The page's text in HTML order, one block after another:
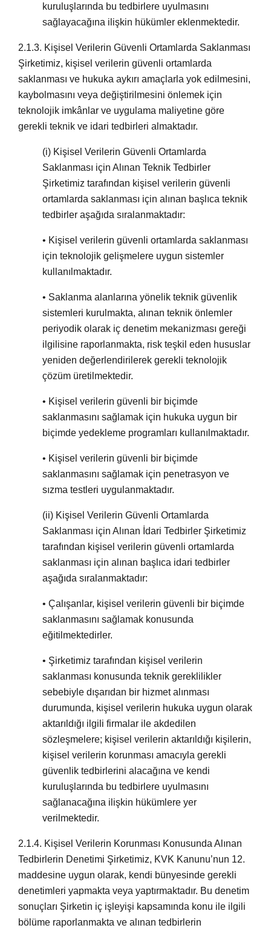
kuruluşlarında bu tedbirlere uyulmasını
sağlayacağına ilişkin hükümler eklenmektedir.
2.1.3. Kişisel Verilerin Güvenli Ortamlarda Saklanması
Şirketimiz, kişisel verilerin güvenli ortamlarda
saklanması ve hukuka aykırı amaçlarla yok edilmesini,
kaybolmasını veya değiştirilmesini önlemek için
teknolojik imkânlar ve uygulama maliyetine göre
gerekli teknik ve idari tedbirleri almaktadır.
(i) Kişisel Verilerin Güvenli Ortamlarda
Saklanması için Alınan Teknik Tedbirler
Şirketimiz tarafından kişisel verilerin güvenli
ortamlarda saklanması için alınan başlıca teknik
tedbirler aşağıda sıralanmaktadır:
• Kişisel verilerin güvenli ortamlarda saklanması
için teknolojik gelişmelere uygun sistemler
kullanılmaktadır.
• Saklanma alanlarına yönelik teknik güvenlik
sistemleri kurulmakta, alınan teknik önlemler
periyodik olarak iç denetim mekanizması gereği
ilgilisine raporlanmakta, risk teşkil eden hususlar
yeniden değerlendirilerek gerekli teknolojik
çözüm üretilmektedir.
• Kişisel verilerin güvenli bir biçimde
saklanmasını sağlamak için hukuka uygun bir
biçimde yedekleme programları kullanılmaktadır.
• Kişisel verilerin güvenli bir biçimde
saklanmasını sağlamak için penetrasyon ve
sızma testleri uygulanmaktadır.
(ii) Kişisel Verilerin Güvenli Ortamlarda
Saklanması için Alınan İdari Tedbirler Şirketimiz
tarafından kişisel verilerin güvenli ortamlarda
saklanması için alınan başlıca idari tedbirler
aşağıda sıralanmaktadır:
• Çalışanlar, kişisel verilerin güvenli bir biçimde
saklanmasını sağlamak konusunda
eğitilmektedirler.
• Şirketimiz tarafından kişisel verilerin
saklanması konusunda teknik gereklilikler
sebebiyle dışarıdan bir hizmet alınması
durumunda, kişisel verilerin hukuka uygun olarak
aktarıldığı ilgili firmalar ile akdedilen
sözleşmelere; kişisel verilerin aktarıldığı kişilerin,
kişisel verilerin korunması amacıyla gerekli
güvenlik tedbirlerini alacağına ve kendi
kuruluşlarında bu tedbirlere uyulmasını
sağlanacağına ilişkin hükümlere yer
verilmektedir.
2.1.4. Kişisel Verilerin Korunması Konusunda Alınan
Tedbirlerin Denetimi Şirketimiz, KVK Kanunu’nun 12.
maddesine uygun olarak, kendi bünyesinde gerekli
denetimleri yapmakta veya yaptırmaktadır. Bu denetim
sonuçları Şirketin iç işleyişi kapsamında konu ile ilgili
bölüme raporlanmakta ve alınan tedbirlerin